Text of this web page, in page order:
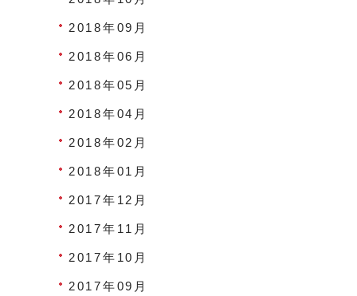
2018年09月
2018年06月
2018年05月
2018年04月
2018年02月
2018年01月
2017年12月
2017年11月
2017年10月
2017年09月